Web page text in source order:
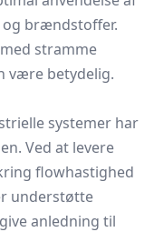
og brændstoffer.
stramme
være betydelig.
systemer har
Ved at levere
flowhastighed
understøtte
anledning til